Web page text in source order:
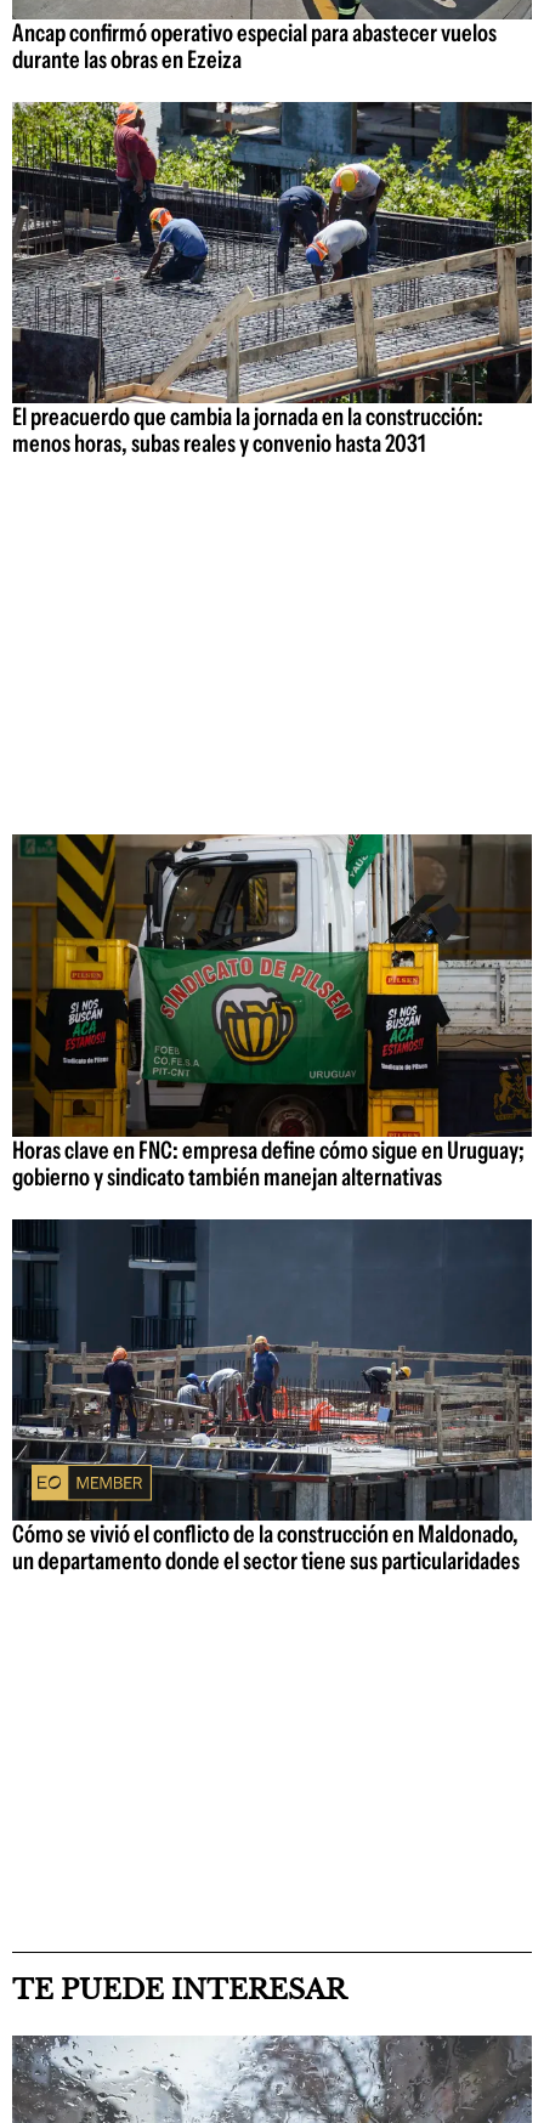
Ancap confirmó operativo especial para abastecer vuelos
durante las obras en Ezeiza
El preacuerdo que cambia la jornada en la construcción:
menos horas, subas reales y convenio hasta 2031
Horas clave en FNC: empresa define cómo sigue en Uruguay;
gobierno y sindicato también manejan alternativas
Cómo se vivió el conflicto de la construcción en Maldonado,
un departamento donde el sector tiene sus particularidades
TE PUEDE INTERESAR